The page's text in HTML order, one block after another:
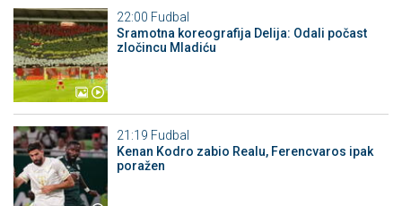
22:00 Fudbal
Sramotna koreografija Delija: Odali počast
zločincu Mladiću
21:19 Fudbal
Kenan Kodro zabio Realu, Ferencvaros ipak
poražen